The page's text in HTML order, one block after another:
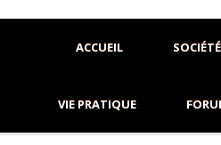
ACCUEIL SOCIÉTÉ
VIE PRATIQUE